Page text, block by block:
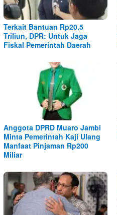
Terkait Bantuan Rp20,5
Triliun, DPR: Untuk Jaga
Fiskal Pemerintah Daerah
Anggota DPRD Muaro Jambi
Minta Pemerintah Kaji Ulang
Manfaat Pinjaman Rp200
Miliar